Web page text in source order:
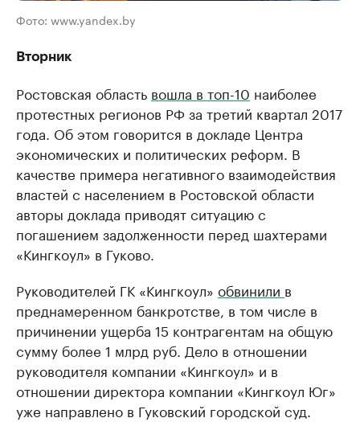
Фото: www.yandex.by
Вторник
Ростовская область вошла в топ-10 наиболее
протестных регионов РФ за третий квартал 2017
года. Об этом говорится в докладе Центра
экономических и политических реформ. В
качестве примера негативного взаимодействия
властей с населением в Ростовской области
авторы доклада приводят ситуацию с
погашением задолженности перед шахтерами
«Кингкоул» в Гуково.
Руководителей ГК «Кингкоул» обвинили в
преднамеренном банкротстве, в том числе в
причинении ущерба 15 контрагентам на общую
сумму более 1 млрд руб. Дело в отношении
руководителя компании «Кингкоул» и в
отношении директора компании «Кингкоул Юг»
уже направлено в Гуковский городской суд.